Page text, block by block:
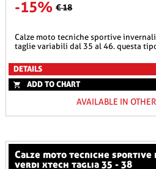
-15% € 18
calze moto tecniche sportive invernali nere e arancioni xtech
taglie variabili dal 35 al 46. questa
DETAILS
ADD TO CHART
AVAILABLE IN
calze moto tecniche sportive invernali compression
verdi xtech taglia 35 - 38